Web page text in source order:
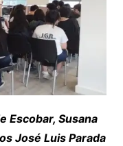
Escobar, Susana
José Luis Parada